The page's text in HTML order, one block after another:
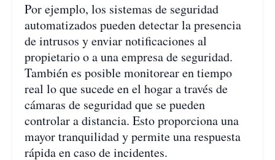
Por ejemplo, los sistemas de seguridad
automatizados pueden detectar la presencia
de intrusos y enviar notificaciones al
propietario o a una empresa de seguridad.
También es posible monitorear en tiempo
real lo que sucede en el hogar a través de
cámaras de seguridad que se pueden
controlar a distancia. Esto proporciona una
mayor tranquilidad y permite una respuesta
rápida en caso de incidentes.